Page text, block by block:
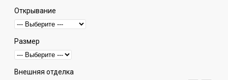
Открывание
Размер
Внешняя отделка